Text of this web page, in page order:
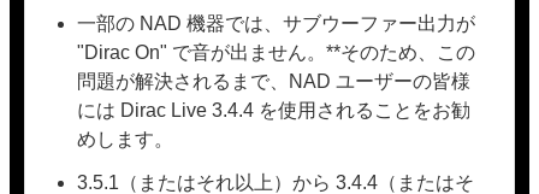
一部の NAD 機器では、サブウーファー出力が
"Dirac On" で音が出ません。**そのため、この
問題が解決されるまで、NAD ユーザーの皆様
には Dirac Live 3.4.4 を使用されることをお勧
めします。
3.5.1（またはそれ以上）から 3.4.4（またはそ